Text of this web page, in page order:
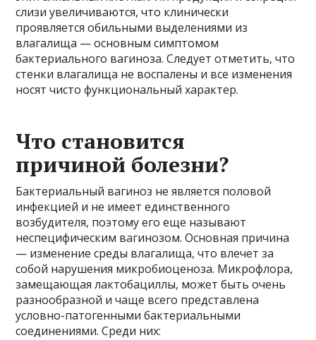
слизи увеличиваются, что клинически
проявляется обильными выделениями из
влагалища — основным симптомом
бактериального вагиноза. Следует отметить, что
стенки влагалища не воспалены и все изменения
носят чисто функциональный характер.
Что становится
причиной болезни?
Бактериальный вагиноз не является половой
инфекцией и не имеет единственного
возбудителя, поэтому его еще называют
неспецифическим вагинозом. Основная причина
— изменение среды влагалища, что влечет за
собой нарушения микробиоценоза. Микрофлора,
замещающая лактобациллы, может быть очень
разнообразной и чаще всего представлена ​​
условно-патогенными бактериальными
соединениями. Среди них: